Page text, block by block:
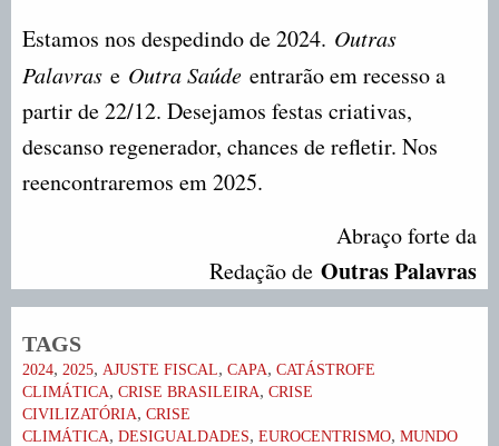
Estamos nos despedindo de 2024. Outras
Palavras e Outra Saúde entrarão em recesso a
partir de 22/12. Desejamos festas criativas,
descanso regenerador, chances de refletir. Nos
reencontraremos em 2025.
Abraço forte da
Redação de Outras Palavras
TAGS
2024, 2025, AJUSTE FISCAL, CAPA, CATÁSTROFE
CLIMÁTICA, CRISE BRASILEIRA, CRISE
CIVILIZATÓRIA, CRISE
CLIMÁTICA, DESIGUALDADES, EUROCENTRISMO, MUNDO